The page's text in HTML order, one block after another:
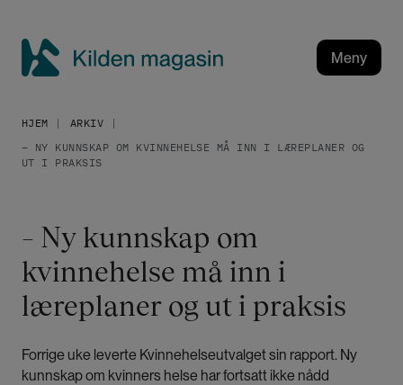
d
g
a
s
i
n
Meny
HJEM
ARKIV
– NY KUNNSKAP OM KVINNEHELSE MÅ INN I LÆREPLANER OG
UT I PRAKSIS
– Ny kunnskap om
kvinnehelse må inn i
læreplaner og ut i praksis
Forrige uke leverte Kvinnehelseutvalget sin rapport. Ny
kunnskap om kvinners helse har fortsatt ikke nådd